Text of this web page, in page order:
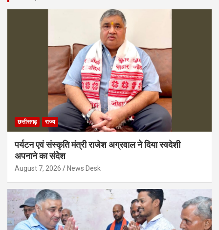
छत्तीसगढ़ राज्य
पर्यटन एवं संस्कृति मंत्री राजेश अग्रवाल ने दिया स्वदेशी
अपनाने का संदेश
August 7, 2026 News Desk